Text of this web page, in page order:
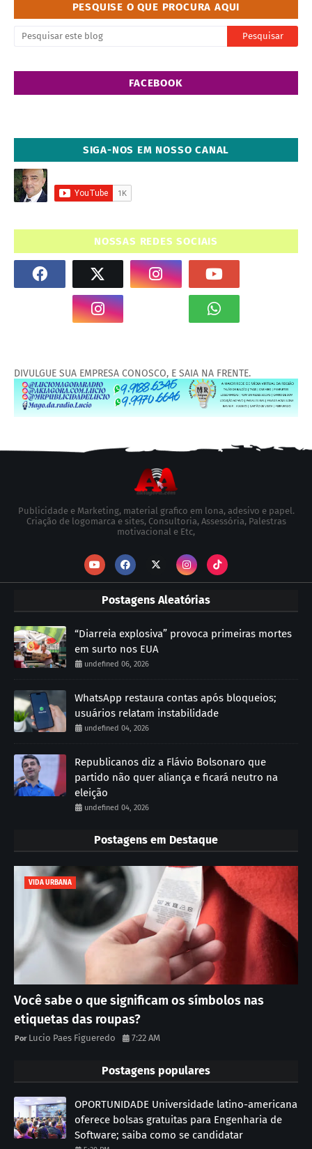
PESQUISE O QUE PROCURA AQUI
FACEBOOK
SIGA-NOS EM NOSSO CANAL
NOSSAS REDES SOCIAIS
DIVULGUE SUA EMPRESA CONOSCO, E SAIA NA FRENTE.
Publicidade e Marketing, material grafico em lona, adesivo e papel.
Criação de logomarca e sites, Consultoria, Assessória, Palestras
motivacional e Etc,
Postagens Aleatórias
“Diarreia explosiva” provoca primeiras mortes
em surto nos EUA
undefined 06, 2026
WhatsApp restaura contas após bloqueios;
usuários relatam instabilidade
undefined 04, 2026
Republicanos diz a Flávio Bolsonaro que
partido não quer aliança e ficará neutro na
eleição
undefined 04, 2026
Postagens em Destaque
VIDA URBANA
Você sabe o que significam os símbolos nas
etiquetas das roupas?
Lucio Paes Figueredo 7:22 AM
Postagens populares
OPORTUNIDADE Universidade latino-americana
oferece bolsas gratuitas para Engenharia de
Software; saiba como se candidatar